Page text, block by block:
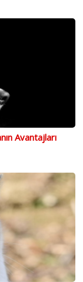
Avantajları